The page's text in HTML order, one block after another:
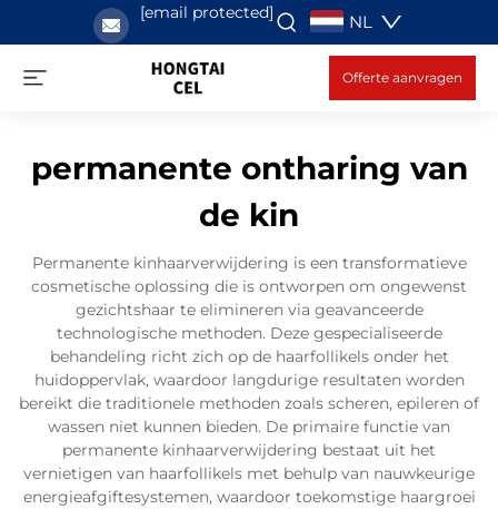
[email protected] NL
Offerte aanvragen
permanente ontharing van
de kin
Permanente kinhaarverwijdering is een transformatieve
cosmetische oplossing die is ontworpen om ongewenst
gezichtshaar te elimineren via geavanceerde
technologische methoden. Deze gespecialiseerde
behandeling richt zich op de haarfollikels onder het
huidoppervlak, waardoor langdurige resultaten worden
bereikt die traditionele methoden zoals scheren, epileren of
wassen niet kunnen bieden. De primaire functie van
permanente kinhaarverwijdering bestaat uit het
vernietigen van haarfollikels met behulp van nauwkeurige
energieafgiftesystemen, waardoor toekomstige haargroei